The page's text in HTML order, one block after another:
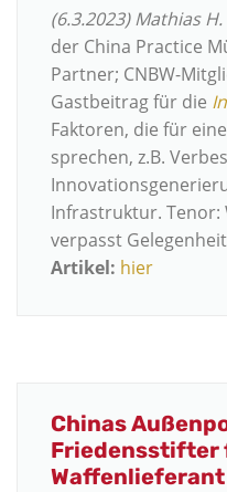
(6.3.2023) Mathias
der China Practice
Partner; CNBW-
Gastbeitrag für die
Faktoren, die für
sprechen, z.B.
Infrastruktur. Tenor:
verpasst
Artikel: hier
Chinas
Friedensstifter